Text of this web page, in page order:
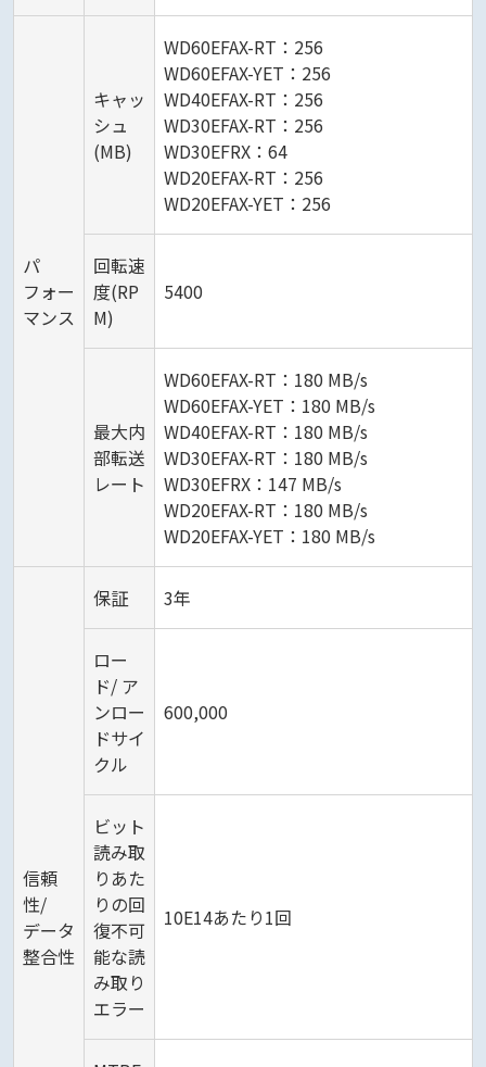
パ
フォー
マンス
キャッ
シュ
(MB)
WD60EFAX-RT：256
WD60EFAX-YET：256
WD40EFAX-RT：256
WD30EFAX-RT：256
WD30EFRX：64
WD20EFAX-RT：256
WD20EFAX-YET：256
回転速
度(RP
M)
5400
最大内
部転送
レート
WD60EFAX-RT：180 MB/s
WD60EFAX-YET：180 MB/s
WD40EFAX-RT：180 MB/s
WD30EFAX-RT：180 MB/s
WD30EFRX：147 MB/s
WD20EFAX-RT：180 MB/s
WD20EFAX-YET：180 MB/s
信頼
性/
データ
整合性
保証 3年
ロー
ド/ ア
ンロー
ドサイ
クル
600,000
ビット
読み取
りあた
りの回
復不可
能な読
み取り
エラー
10E14あたり1回